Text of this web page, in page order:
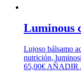
Luminous
Lujoso bálsamo
nutrición,
65,00€ AÑADIR